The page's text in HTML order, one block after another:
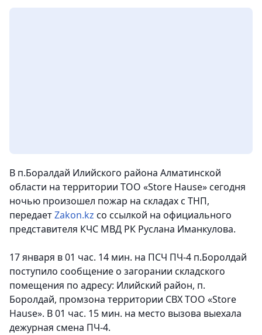
В п.Боралдай Илийского района Алматинской
области на территории ТОО «Store Hause» сегодня
ночью произошел пожар на складах с ТНП,
передаетZakon.kz со ссылкой на официального
представителя КЧС МВД РК Руслана Иманкулова.
17 января в 01 час. 14 мин. на ПСЧ ПЧ-4 п.Боролдай
поступило сообщение о загорании складского
помещения по адресу: Илийский район, п.
Боролдай, промзона территории СВХ ТОО «Store
Hause». В 01 час. 15 мин. на место вызова выехала
дежурная смена ПЧ-4.